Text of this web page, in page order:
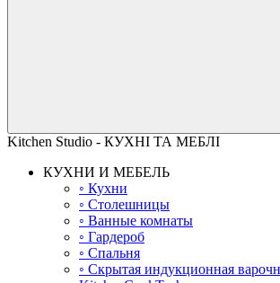
Kitchen Studio - КУХНІ ТА МЕБЛІ
КУХНИ И МЕБЕЛЬ
◦ Кухни
◦ Столешницы
◦ Ванные комнаты
◦ Гардероб
◦ Спальня
◦ Скрытая индукционная